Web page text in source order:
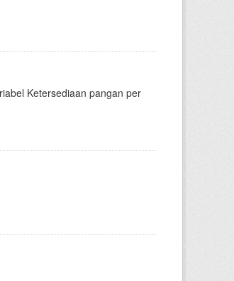
Ketersediaan pangan per